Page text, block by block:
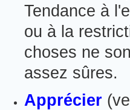
Tendance à
ou à la
choses ne
assez sûres.
Apprécier